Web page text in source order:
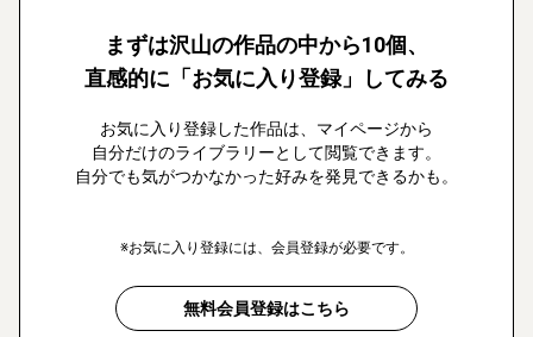
まずは沢山の作品の中から10個、
直感的に「お気に入り登録」してみる
お気に入り登録した作品は、マイページから
自分だけのライブラリーとして閲覧できます。
自分でも気がつかなかった好みを発見できるかも。
※お気に入り登録には、会員登録が必要です。
無料会員登録はこちら